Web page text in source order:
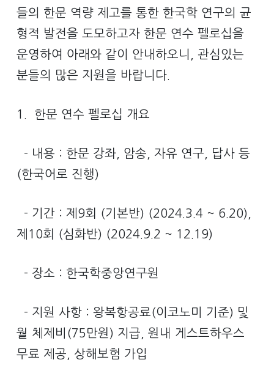
들의 한문 역량 제고를 통한 한국학 연구의 균
형적 발전을 도모하고자 한문 연수 펠로십을
운영하여 아래와 같이 안내하오니, 관심있는
분들의 많은 지원을 바랍니다.
1. 한문 연수 펠로십 개요
- 내용 : 한문 강좌, 암송, 자유 연구, 답사 등
(한국어로 진행)
- 기간 : 제9회 (기본반) (2024.3.4 ~ 6.20),
제10회 (심화반) (2024.9.2 ~ 12.19)
- 장소 : 한국학중앙연구원
- 지원 사항 : 왕복항공료(이코노미 기준) 및
월 체제비(75만원) 지급, 원내 게스트하우스
무료 제공, 상해보험 가입